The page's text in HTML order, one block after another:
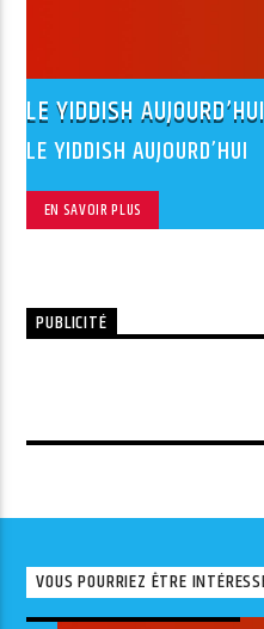
LE YIDDISH AUJOURD’HUI
LE YIDDISH AUJOURD’HUI
EN SAVOIR PLUS
PUBLICITÉ
VOUS POURRIEZ ÊTRE